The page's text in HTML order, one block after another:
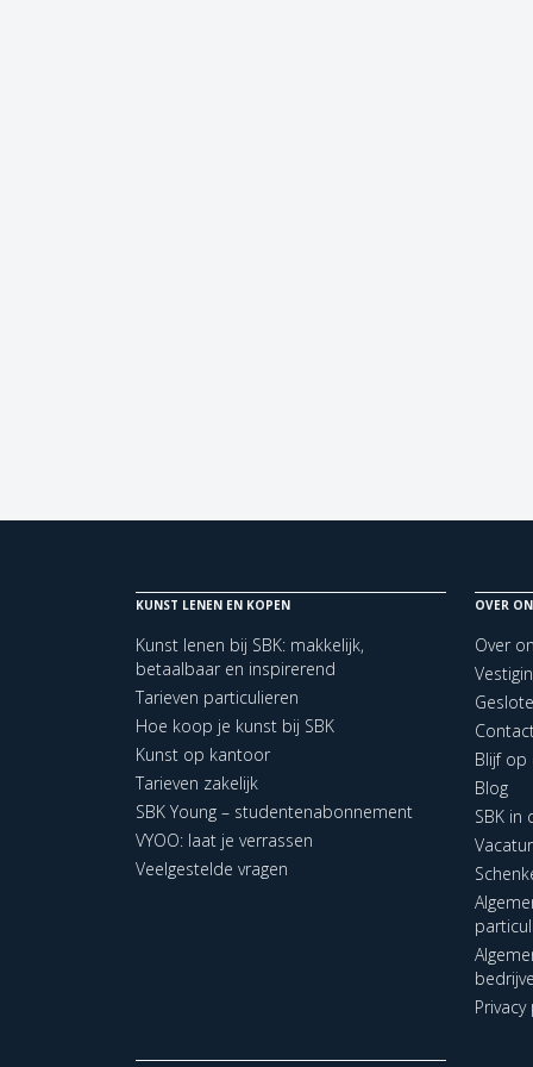
KUNST LENEN EN KOPEN
Kunst lenen bij SBK: makkelijk,
betaalbaar en inspirerend
Tarieven particulieren
Hoe koop je kunst bij SBK
Kunst op kantoor
Tarieven zakelijk
SBK Young – studentenabonnement
VYOO: laat je verrassen
Veelgestelde vragen
OVER
Over
Blijf op
Blog
SBK in